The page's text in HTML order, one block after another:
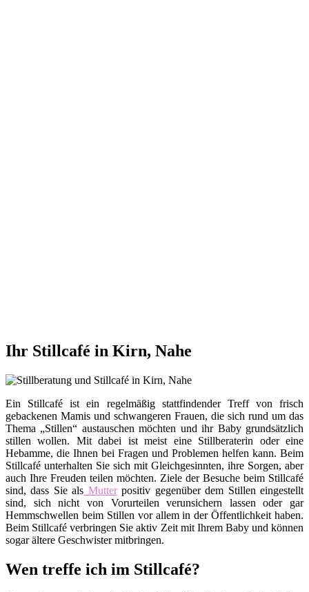
Ihr Stillcafé in Kirn, Nahe
Ein Stillcafé ist ein regelmäßig stattfindender Treff von frisch
gebackenen Mamis und schwangeren Frauen, die sich rund um das
Thema „Stillen“ austauschen möchten und ihr Baby grundsätzlich
stillen wollen. Mit dabei ist meist eine Stillberaterin oder eine
Hebamme, die Ihnen bei Fragen und Problemen helfen kann. Beim
Stillcafé unterhalten Sie sich mit Gleichgesinnten, ihre Sorgen, aber
auch Ihre Freuden teilen möchten. Ziele der Besuche beim Stillcafé
sind, dass Sie als Mutterpositiv gegenüber dem Stillen eingestellt
sind, sich nicht von Vorurteilen verunsichern lassen oder gar
Hemmschwellen beim Stillen vor allem in der Öffentlichkeit haben.
Beim Stillcafé verbringen Sie aktiv Zeit mit Ihrem Baby und können
sogar ältere Geschwister mitbringen.
Wen treffe ich im Stillcafé?